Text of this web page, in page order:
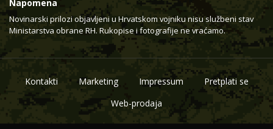
Napomena
Novinarski prilozi objavljeni u Hrvatskom vojniku nisu službeni stav
Ministarstva obrane RH. Rukopise i fotografije ne vraćamo.
Kontakti Marketing Impressum
Pretplati se
Web-prodaja